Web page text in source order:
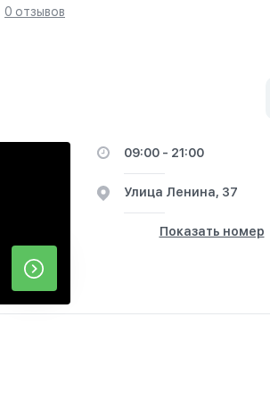
0 отзывов
09:00 - 21:00
​Улица Ленина, 37
Показать номер